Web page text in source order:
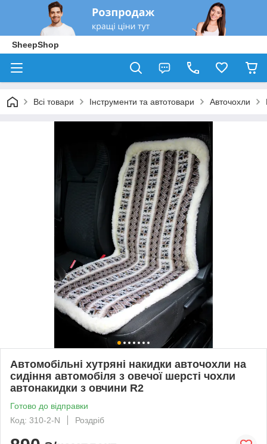
SheepShop
Всі товари Інструменти та автотовари Авточохли
Автомобільні хутряні накидки авточохли на
сидіння автомобіля з овечої шерсті чохли
автонакидки з овчини R2
Готово до відправки
Код: 310-2-N
Роздріб